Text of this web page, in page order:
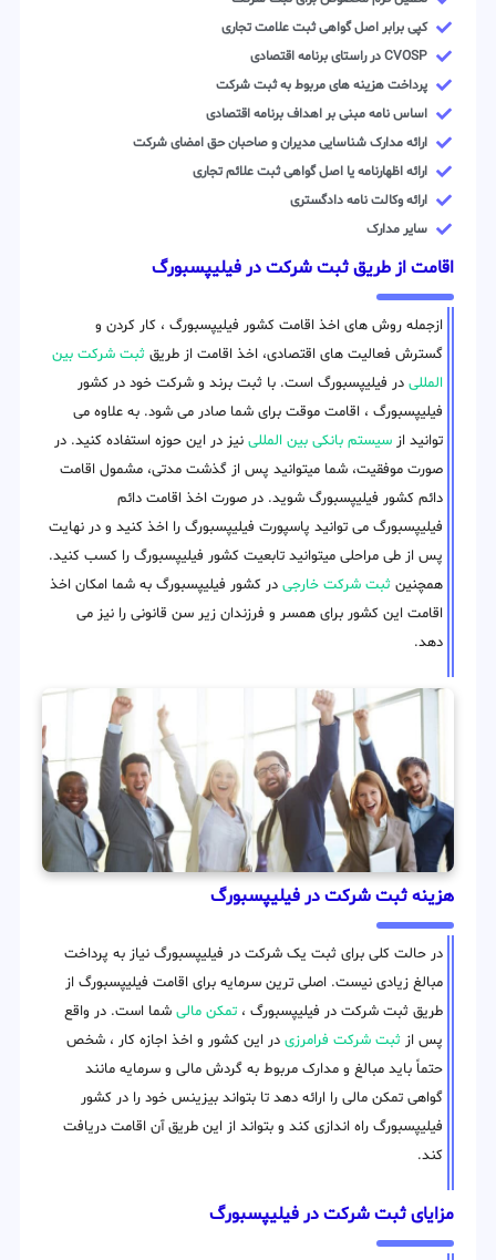
کپی برابر اصل گواهی ثبت علامت تجاری
CVOSP در راستای برنامه اقتصادی
پرداخت هزینه های مربوط به ثبت شرکت
اساس نامه مبنی بر اهداف برنامه اقتصادی
ارائه مدارک شناسایی مدیران و صاحبان حق امضای شرکت
ارائه اظهارنامه یا اصل گواهی ثبت علائم تجاری
ارائه وکالت نامه دادگستری
سایر مدارک
اقامت از طریق ثبت شرکت در فیلیپسبورگ
ازجمله روش های اخذ اقامت کشور فیلیپسبورگ ، کار کردن و
گسترش فعالیت های اقتصادی، اخذ اقامت از طریق ثبت شرکت بین
المللی در فیلیپسبورگ است. با ثبت برند و شرکت خود در کشور
فیلیپسبورگ ، اقامت موقت برای شما صادر می شود. به علاوه می
توانید از سیستم بانکی بین المللی نیز در این حوزه استفاده کنید. در
صورت موفقیت، شما میتوانید پس از گذشت مدتی، مشمول اقامت
دائم کشور فیلیپسبورگ شوید. در صورت اخذ اقامت دائم
فیلیپسبورگ می توانید پاسپورت فیلیپسبورگ را اخذ کنید و در نهایت
پس از طی مراحلی میتوانید تابعیت کشور فیلیپسبورگ را کسب کنید.
همچنین ثبت شرکت خارجی در کشور فیلیپسبورگ به شما امکان اخذ
اقامت این کشور برای همسر و فرزندان زیر سن قانونی را نیز می
دهد.
هزینه ثبت شرکت در فیلیپسبورگ
در حالت کلی برای ثبت یک شرکت در فیلیپسبورگ نیاز به پرداخت
مبالغ زیادی نیست. اصلی ترین سرمایه برای اقامت فیلیپسبورگ از
طریق ثبت شرکت در فیلیپسبورگ ، تمکن مالی شما است. در واقع
پس از ثبت شرکت فرامرزی در این کشور و اخذ اجازه کار ، شخص
حتماً باید مبالغ و مدارک مربوط به گردش مالی و سرمایه مانند
گواهی تمکن مالی را ارائه دهد تا بتواند بیزینس خود را در کشور
فیلیپسبورگ راه اندازی کند و بتواند از این طریق آن اقامت دریافت
کند.
مزایای ثبت شرکت در فیلیپسبورگ